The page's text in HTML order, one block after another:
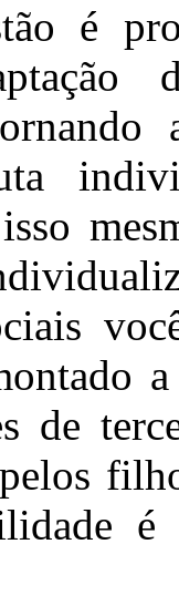
é
de
é